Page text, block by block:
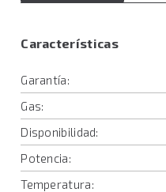
Características
Garantía:
Gas:
Disponibilidad:
Potencia:
Temperatura: